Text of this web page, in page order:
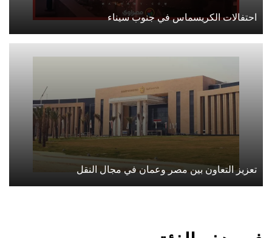
احتفالات الكريسماس في جنوب سيناء
تعزيز التعاون بين مصر وعمان في مجال النقل